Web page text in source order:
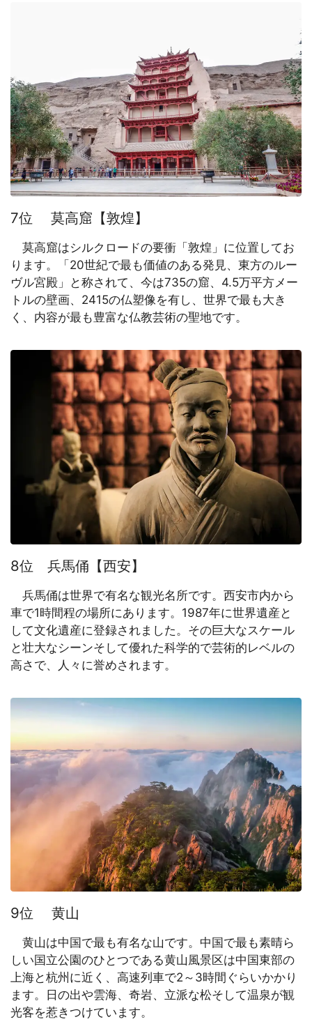
7位 莫高窟【敦煌】
莫高窟はシルクロードの要衝「敦煌」に位置してお
ります。「20世紀で最も価値のある発見、東方のルー
ヴル宮殿」と称されて、今は735の窟、4.5万平方メー
トルの壁画、2415の仏塑像を有し、世界で最も大き
く、内容が最も豊富な仏教芸術の聖地です。
8位 兵馬俑【西安】
兵馬俑は世界で有名な観光名所です。西安市内から
車で1時間程の場所にあります。1987年に世界遺産と
して文化遺産に登録されました。その巨大なスケール
と壮大なシーンそして優れた科学的で芸術的レベルの
高さで、人々に誉めされます。
9位 黄山
黄山は中国で最も有名な山です。中国で最も素晴ら
しい国立公園のひとつである黄山風景区は中国東部の
上海と杭州に近く、高速列車で2～3時間ぐらいかかり
ます。日の出や雲海、奇岩、立派な松そして温泉が観
光客を惹きつけています。